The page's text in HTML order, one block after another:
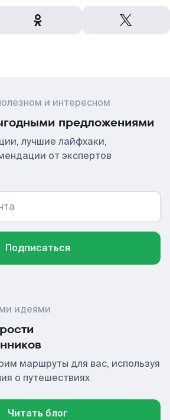
и интересном
предложениями
лучшие лайфхаки,
от экспертов
Подписаться
идеями
маршруты для вас, используя
о путешествиях
Читать блог